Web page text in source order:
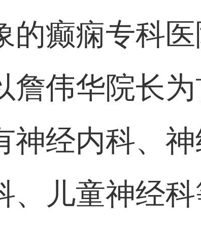
癫痫专科医
詹伟华院长
神经内科、
、儿童神经